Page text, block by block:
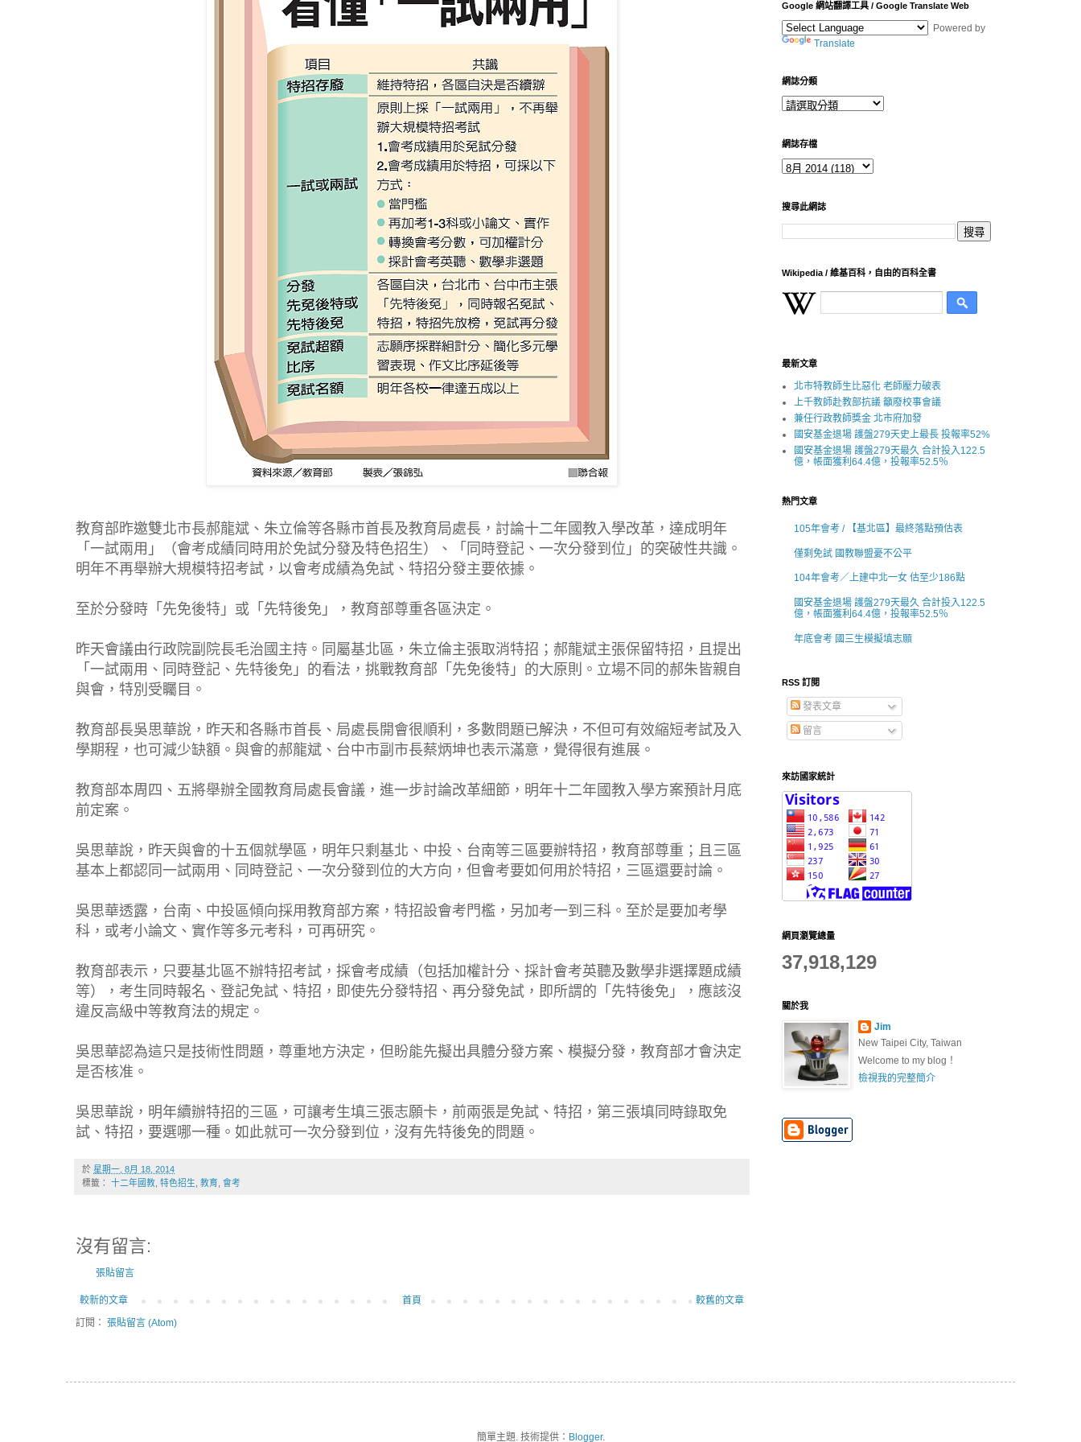
教育部昨邀雙北市長郝龍斌、朱立倫等各縣市首長及教育局處長，討論十二年國教入學改革，達成明年
「一試兩用」（會考成績同時用於免試分發及特色招生）、「同時登記、一次分發到位」的突破性共識。
明年不再舉辦大規模特招考試，以會考成績為免試、特招分發主要依據。
至於分發時「先免後特」或「先特後免」，教育部尊重各區決定。
昨天會議由行政院副院長毛治國主持。同屬基北區，朱立倫主張取消特招；郝龍斌主張保留特招，且提出
「一試兩用、同時登記、先特後免」的看法，挑戰教育部「先免後特」的大原則。立場不同的郝朱皆親自
與會，特別受矚目。
教育部長吳思華說，昨天和各縣市首長、局處長開會很順利，多數問題已解決，不但可有效縮短考試及入
學期程，也可減少缺額。與會的郝龍斌、台中市副市長蔡炳坤也表示滿意，覺得很有進展。
教育部本周四、五將舉辦全國教育局處長會議，進一步討論改革細節，明年十二年國教入學方案預計月底
前定案。
吳思華說，昨天與會的十五個就學區，明年只剩基北、中投、台南等三區要辦特招，教育部尊重；且三區
基本上都認同一試兩用、同時登記、一次分發到位的大方向，但會考要如何用於特招，三區還要討論。
吳思華透露，台南、中投區傾向採用教育部方案，特招設會考門檻，另加考一到三科。至於是要加考學
科，或考小論文、實作等多元考科，可再研究。
教育部表示，只要基北區不辦特招考試，採會考成績（包括加權計分、採計會考英聽及數學非選擇題成績
等），考生同時報名、登記免試、特招，即使先分發特招、再分發免試，即所謂的「先特後免」，應該沒
違反高級中等教育法的規定。
吳思華認為這只是技術性問題，尊重地方決定，但盼能先擬出具體分發方案、模擬分發，教育部才會決定
是否核准。
吳思華說，明年續辦特招的三區，可讓考生填三張志願卡，前兩張是免試、特招，第三張填同時錄取免
試、特招，要選哪一種。如此就可一次分發到位，沒有先特後免的問題。
於 星期一, 8月 18, 2014
標籤： 十二年國教 特色招生 教育 會考
沒有留言:
張貼留言
較新的文章 較舊的文章
首頁
訂閱： 張貼留言 (Atom)
Google 網站翻譯工具 / Google Translate Web
Powered by
Translate
網誌分類
網誌存檔
搜尋此網誌
Wikipedia / 維基百科，自由的百科全書
最新文章
北市特教師生比惡化 老師壓力破表
上千教師赴教部抗議 籲廢校事會議
兼任行政教師獎金 北市府加發
國安基金退場 護盤279天史上最長 投報率52%
國安基金退場 護盤279天最久 合計投入122.5
億，帳面獲利64.4億，投報率52.5％
熱門文章
105年會考 / 【基北區】最終落點預估表
僅剩免試 國教聯盟憂不公平
104年會考／上建中北一女 估至少186點
國安基金退場 護盤279天最久 合計投入122.5
億，帳面獲利64.4億，投報率52.5％
年底會考 國三生模擬填志願
RSS 訂閱
發表文章
留言
來訪國家統計
網頁瀏覽總量
37,918,129
關於我
Jim
New Taipei City, Taiwan
Welcome to my blog！
檢視我的完整簡介
簡單主題. 技術提供： Blogger.